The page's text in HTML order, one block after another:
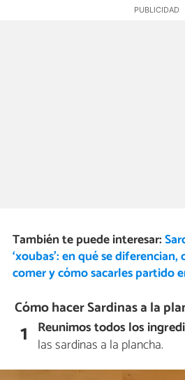
También te puede interesar:
‘xoubas’: en qué se
comer y cómo sacarles partido
Cómo hacer Sardinas a la
1 Reunimos todos los
las sardinas a la plancha.